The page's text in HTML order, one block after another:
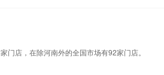
店，在除河南外的全国市场有92家门店‌。